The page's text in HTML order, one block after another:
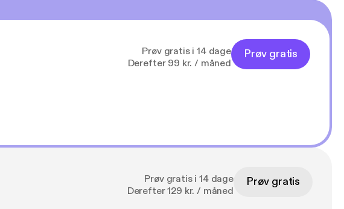
Prøv gratis i 14 dage
Derefter 99 kr. / måned
Prøv gratis
Prøv gratis i 14 dage
Derefter 129 kr. / måned
Prøv gratis